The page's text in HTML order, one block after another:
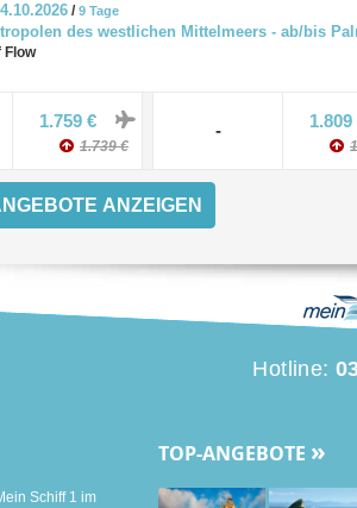
/9 Tage
des westlichen Mittelmeers - ab/bis
Flow
1.759 €
1.739 €
- 1.809
Hotline:
Schiff 1 im
TOP-ANGEBOTE »